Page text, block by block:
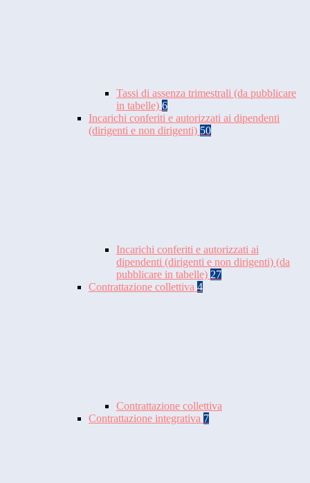
Tassi di assenza trimestrali (da pubblicare
in tabelle) 6
Incarichi conferiti e autorizzati ai dipendenti
(dirigenti e non dirigenti) 50
Incarichi conferiti e autorizzati ai
dipendenti (dirigenti e non dirigenti) (da
pubblicare in tabelle) 27
Contrattazione collettiva 4
Contrattazione collettiva
Contrattazione integrativa 7